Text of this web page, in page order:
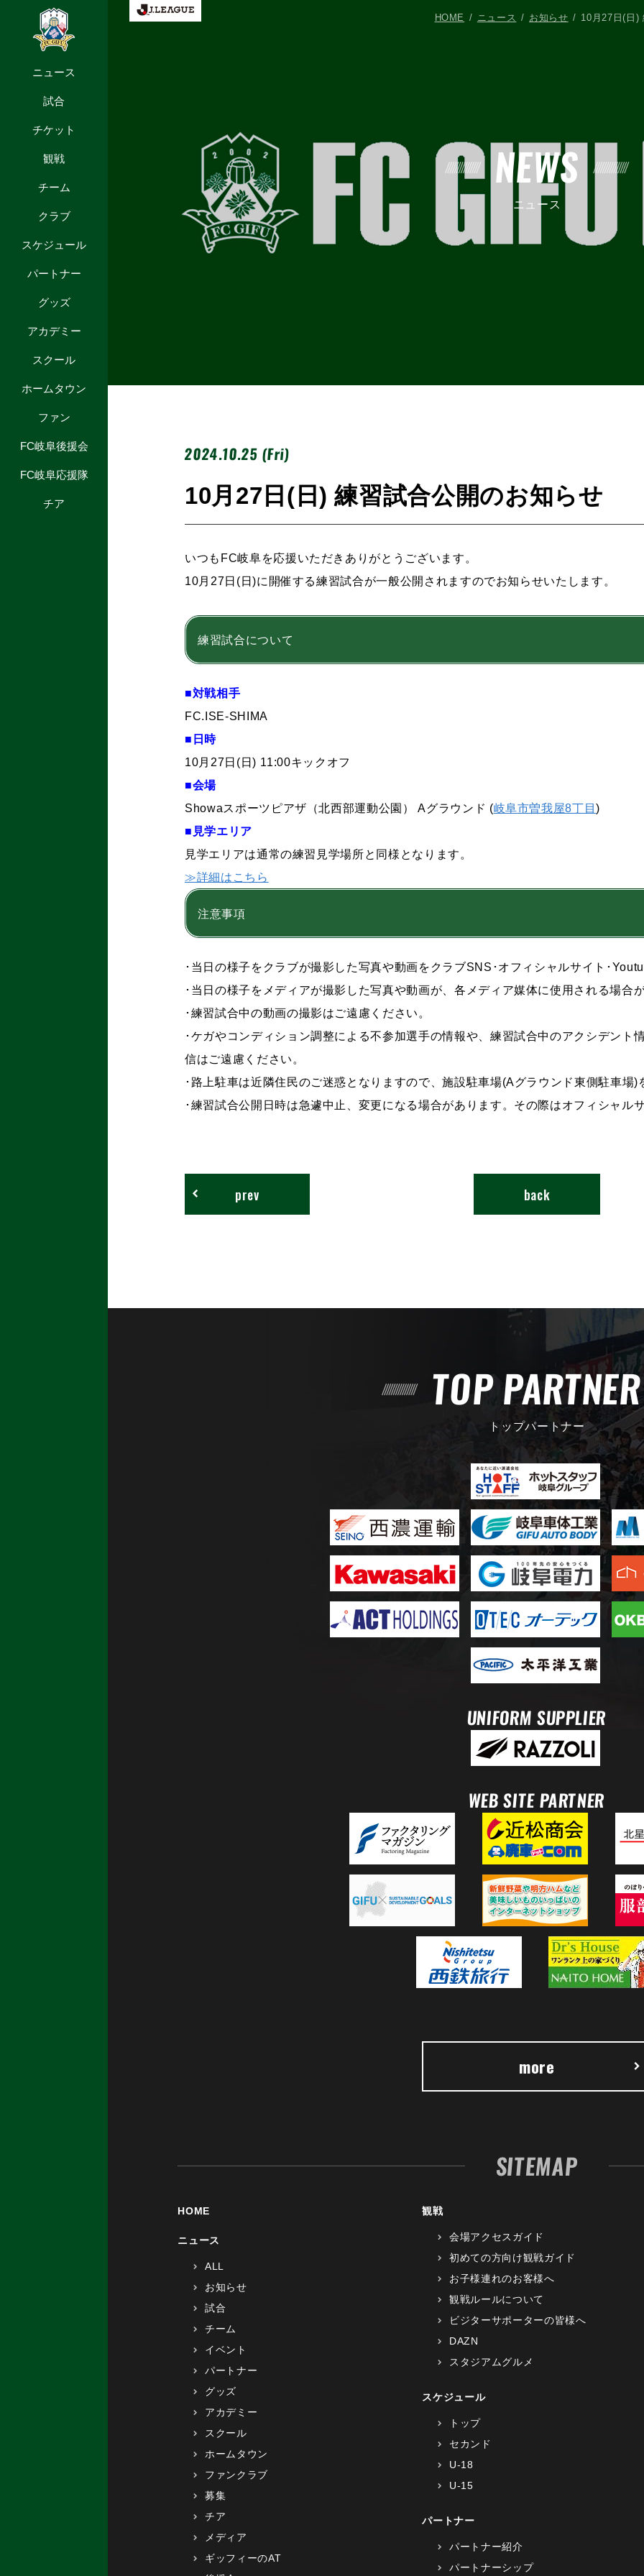
ニュース
試合
チケット
観戦
チーム
クラブ
スケジュール
パートナー
グッズ
アカデミー
スクール
ホームタウン
ファン
FC岐阜後援会
FC岐阜応援隊
チア
NEWS
ニュース
HOME ニュース お知らせ 10月27日(日)
2024.10.25 (Fri)
10月27日(日) 練習試合公開のお知らせ
いつもFC岐阜を応援いただきありがとうございます。
10月27日(日)に開催する練習試合が一般公開されますのでお知らせいたします。
練習試合について
■対戦相手
FC.ISE-SHIMA
■日時
10月27日(日) 11:00キックオフ
■会場
Showaスポーツピアザ（北西部運動公園） Aグラウンド (岐阜市曽我屋8丁目)
■見学エリア
見学エリアは通常の練習見学場所と同様となります。
≫詳細はこちら
注意事項
･当日の様子をクラブが撮影した写真や動画をクラブSNS･オフィシャルサイト･
･当日の様子をメディアが撮影した写真や動画が、各メディア媒体に使用される場合
･練習試合中の動画の撮影はご遠慮ください。
･ケガやコンディション調整による不参加選手の情報や、練習試合中のアクシデント
信はご遠慮ください。
･路上駐車は近隣住民のご迷惑となりますので、施設駐車場(Aグラウンド東側駐車場)
･練習試合公開日時は急遽中止、変更になる場合があります。その際はオフィシャル
back
prev
TOP PARTNER
トップパートナー
UNIFORM SUPPLIER
WEB SITE PARTNER
more
SITEMAP
HOME
ニュース
ALL
お知らせ
試合
チーム
イベント
パートナー
グッズ
アカデミー
スクール
ホームタウン
ファンクラブ
募集
チア
メディア
ギッフィーのAT
観戦
会場アクセスガイド
初めての方向け観戦ガイド
お子様連れのお客様へ
観戦ルールについて
ビジターサポーターの皆様へ
DAZN
スタジアムグルメ
スケジュール
トップ
セカンド
U-18
U-15
パートナー
パートナー紹介
パートナーシップ